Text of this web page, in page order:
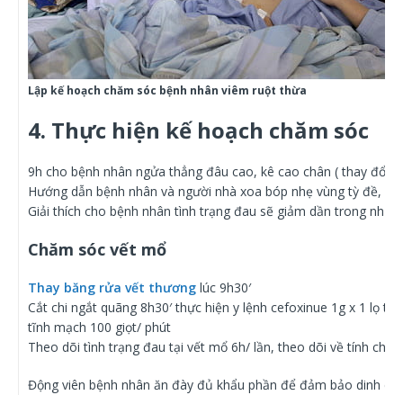
Lập kế hoạch chăm sóc bệnh nhân viêm ruột thừa
4. Thực hiện kế hoạch chăm sóc
9h cho bệnh nhân ngửa thẳng đâu cao, kê cao chân ( thay đổi
Hướng dẫn bệnh nhân và người nhà xoa bóp nhẹ vùng tỳ đề,
Giải thích cho bệnh nhân tình trạng đau sẽ giảm dần trong
Chăm sóc vết mổ
Thay băng rửa vết thương lúc 9h30′
Cắt chi ngắt quãng 8h30′ thực hiện y lệnh cefoxinue 1g x 1 lọ
tĩnh mạch 100 giọt/ phút
Theo dõi tình trạng đau tại vết mổ 6h/ lần, theo dõi về tính
Động viên bệnh nhân ăn đày đủ khẩu phần để đảm bảo dinh